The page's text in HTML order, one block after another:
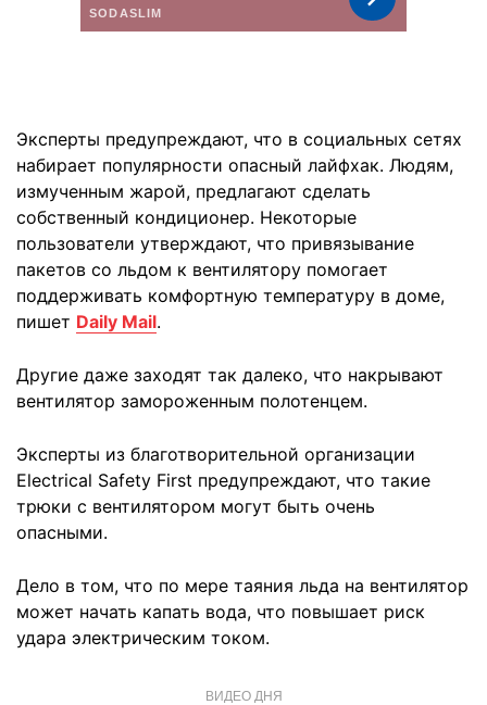
Эксперты предупреждают, что в социальных сетях
набирает популярности опасный лайфхак. Людям,
измученным жарой, предлагают сделать
собственный кондиционер. Некоторые
пользователи утверждают, что привязывание
пакетов со льдом к вентилятору помогает
поддерживать комфортную температуру в доме,
пишет Daily Mail.
Другие даже заходят так далеко, что накрывают
вентилятор замороженным полотенцем.
Эксперты из благотворительной организации
Electrical Safety First предупреждают, что такие
трюки с вентилятором могут быть очень
опасными.
Дело в том, что по мере таяния льда на вентилятор
может начать капать вода, что повышает риск
удара электрическим током.
ВИДЕО ДНЯ